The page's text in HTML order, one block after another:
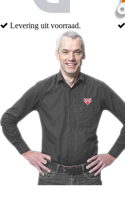
Van lagerschaal tot motorblok.